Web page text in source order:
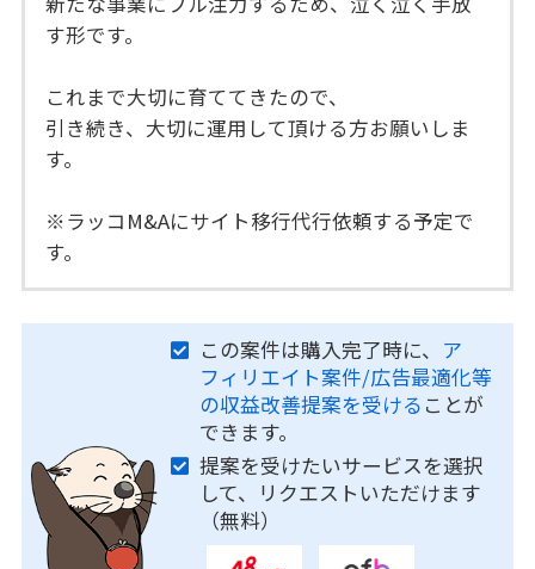
す形です。
これまで大切に育ててきたので、
引き続き、大切に運用して頂ける方お願いしま
す。
※ラッコM&Aにサイト移行代行依頼する予定で
す。
この案件は購入完了時に、 ア
フィリエイト案件/広告最適化等
の収益改善提案を受ける ことが
できます。
提案を受けたいサービスを選択
して、リクエストいただけます
（無料）